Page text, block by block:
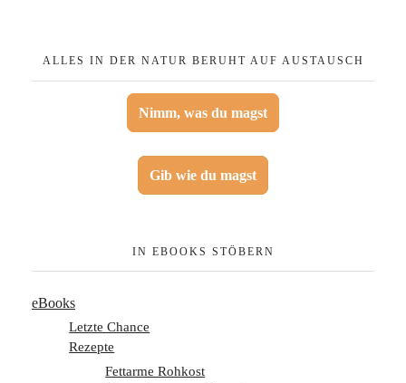
ALLES IN DER NATUR BERUHT AUF AUSTAUSCH
Nimm, was du magst
Gib wie du magst
IN EBOOKS STÖBERN
eBooks
Letzte Chance
Rezepte
Fettarme Rohkost